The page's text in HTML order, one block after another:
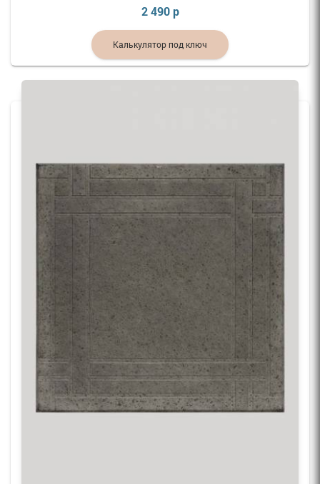
2 490 р
Калькулятор под ключ